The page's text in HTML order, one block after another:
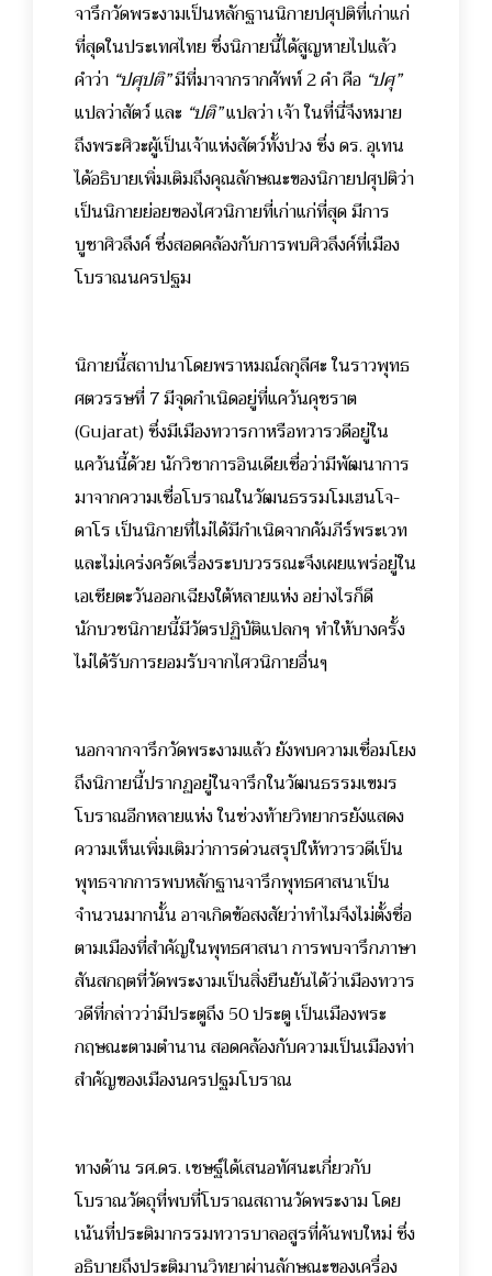
จารึกวัดพระงามเป็นหลักฐานนิกายปศุปติที่เก่าแก่
ที่สุดในประเทศไทย ซึ่งนิกายนี้ได้สูญหายไปแล้ว
คำว่า “ปศุปติ”มีที่มาจากรากศัพท์ 2 คำ คือ “ปศุ”
แปลว่าสัตว์ และ “ปติ”แปลว่า เจ้า ในที่นี่จึงหมาย
ถึงพระศิวะผู้เป็นเจ้าแห่งสัตว์ทั้งปวง ซึ่ง ดร. อุเทน
ได้อธิบายเพิ่มเติมถึงคุณลักษณะของนิกายปศุปติว่า
เป็นนิกายย่อยของไศวนิกายที่เก่าแก่ที่สุด มีการ
บูชาศิวลึงค์ ซึ่งสอดคล้องกับการพบศิวลึงค์ที่เมือง
โบราณนครปฐม
นิกายนี้สถาปนาโดยพราหมณ์ลกุลีศะ ในราวพุทธ
ศตวรรษที่ 7 มีจุดกำเนิดอยู่ที่แคว้นคุชราต
(Gujarat) ซึ่งมีเมืองทวารกาหรือทวารวดีอยู่ใน
แคว้นนี้ด้วย นักวิชาการอินเดียเชื่อว่ามีพัฒนาการ
มาจากความเชื่อโบราณในวัฒนธรรมโมเฮนโจ-
ดาโร เป็นนิกายที่ไม่ได้มีกำเนิดจากคัมภีร์พระเวท
และไม่เคร่งครัดเรื่องระบบวรรณะจึงเผยแพร่อยู่ใน
เอเชียตะวันออกเฉียงใต้หลายแห่ง อย่างไรก็ดี
นักบวชนิกายนี้มีวัตรปฏิบัติแปลกๆ ทำให้บางครั้ง
ไม่ได้รับการยอมรับจากไศวนิกายอื่นๆ
นอกจากจารึกวัดพระงามแล้ว ยังพบความเชื่อมโยง
ถึงนิกายนี้ปรากฏอยู่ในจารึกในวัฒนธรรมเขมร
โบราณอีกหลายแห่ง ในช่วงท้ายวิทยากรยังแสดง
ความเห็นเพิ่มเติมว่าการด่วนสรุปให้ทวารวดีเป็น
พุทธจากการพบหลักฐานจารึกพุทธศาสนาเป็น
จำนวนมากนั้น อาจเกิดข้อสงสัยว่าทำไมจึงไม่ตั้งชื่อ
ตามเมืองที่สำคัญในพุทธศาสนา การพบจารึกภาษา
สันสกฤตที่วัดพระงามเป็นสิ่งยืนยันได้ว่าเมืองทวาร
วดีที่กล่าวว่ามีประตูถึง 50 ประตู เป็นเมืองพระ
กฤษณะตามตำนาน สอดคล้องกับความเป็นเมืองท่า
สำคัญของเมืองนครปฐมโบราณ
ทางด้าน รศ.ดร. เชษฐ์ได้เสนอทัศนะเกี่ยวกับ
โบราณวัตถุที่พบที่โบราณสถานวัดพระงาม โดย
เน้นที่ประติมากรรมทวารบาลอสูรที่ค้นพบใหม่ ซึ่ง
อธิบายถึงประติมานวิทยาผ่านลักษณะของเครื่อง